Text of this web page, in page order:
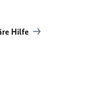
Hilfe